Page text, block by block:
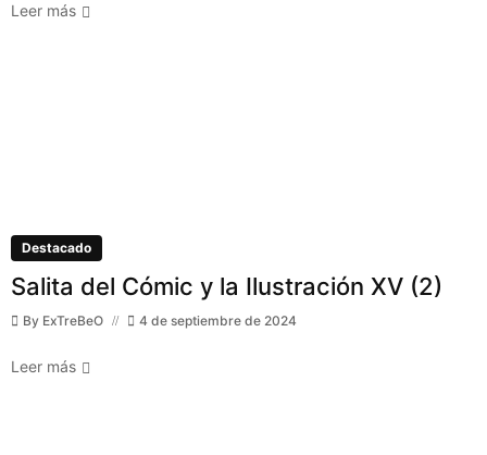
Leer más
Destacado
Salita del Cómic y la Ilustración XV (2)
By ExTreBeO 4 de septiembre de 2024
Leer más